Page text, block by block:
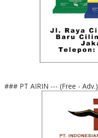
### PT AIRIN --- (Free - Adv.)